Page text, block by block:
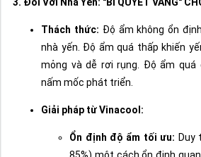
Thách thức: Độ ẩm không ổn
nhà yến. Độ ẩm quá thấp khiến
mỏng và dễ rơi rụng. Độ ẩm
nấm mốc phát triển.
Giải pháp từ Vinacool:
Ổn định độ ẩm tối ưu: Duy
85%) một cách ổn định